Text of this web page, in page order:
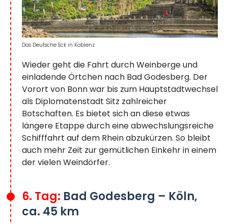
Wieder geht die Fahrt durch Weinberge und
einladende Örtchen nach Bad Godesberg. Der
Vorort von Bonn war bis zum Hauptstadtwechsel
als Diplomatenstadt Sitz zahlreicher
Botschaften. Es bietet sich an diese etwas
längere Etappe durch eine abwechslungsreiche
Schifffahrt auf dem Rhein abzukürzen. So bleibt
auch mehr Zeit zur gemütlichen Einkehr in einem
der vielen Weindörfer.
Das Deutsche Eck in Koblenz
6. Tag: Bad Godesberg – Köln,
ca. 45 km